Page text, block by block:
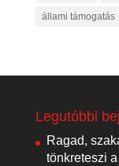
állami támogatás
Legutóbbi
Ragad,
tönkreteszi